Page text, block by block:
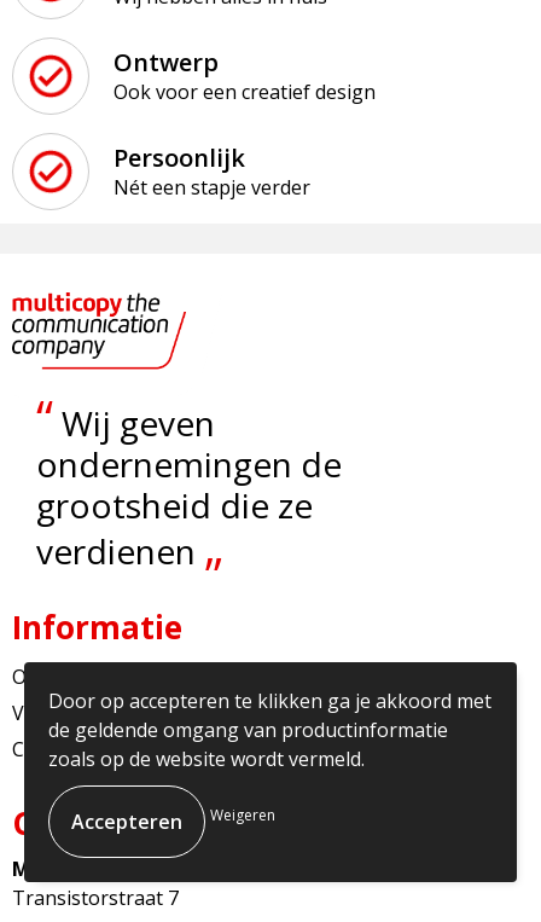
Ontwerp
Ook voor een creatief design
Persoonlijk
Nét een stapje verder
“Wij geven
ondernemingen de
grootsheid die ze
verdienen „
Informatie
Over ons
Veelgestelde vragen
Contact
Contact
Multicopy Nederland
Transistorstraat 7
Door op accepteren te klikken ga je akkoord met
de geldende omgang van productinformatie
zoals op de website wordt vermeld.
Weigeren